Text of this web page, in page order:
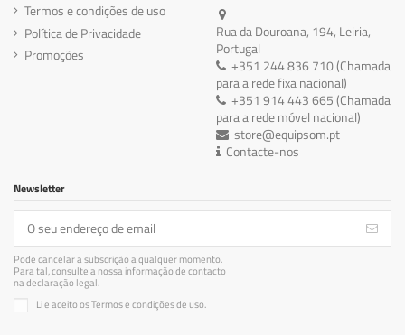
Termos e condições de uso
Política de Privacidade
Promoções
Rua da Douroana, 194, Leiria,
Portugal
+351 244 836 710 (Chamada
para a rede fixa nacional)
+351 914 443 665 (Chamada
para a rede móvel nacional)
store@equipsom.pt
Contacte-nos
Newsletter
Pode cancelar a subscrição a qualquer momento.
Para tal, consulte a nossa informação de contacto
na declaração legal.
Li e aceito os Termos e condições de uso.